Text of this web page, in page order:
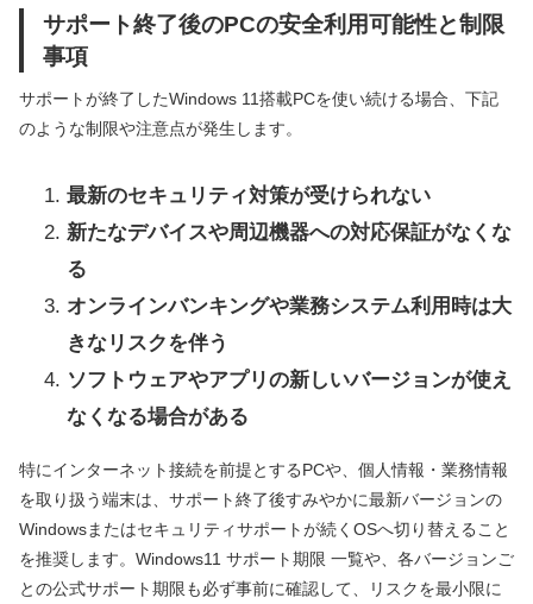
サポート終了後のPCの安全利用可能性と制限
事項
サポートが終了したWindows 11搭載PCを使い続ける場合、下記
のような制限や注意点が発生します。
最新のセキュリティ対策が受けられない
新たなデバイスや周辺機器への対応保証がなくな
る
オンラインバンキングや業務システム利用時は大
きなリスクを伴う
ソフトウェアやアプリの新しいバージョンが使え
なくなる場合がある
特にインターネット接続を前提とするPCや、個人情報・業務情報
を取り扱う端末は、サポート終了後すみやかに最新バージョンの
Windowsまたはセキュリティサポートが続くOSへ切り替えること
を推奨します。Windows11 サポート期限 一覧や、各バージョンご
との公式サポート期限も必ず事前に確認して、リスクを最小限に